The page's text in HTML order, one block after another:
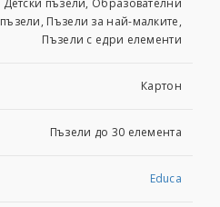
Детски пъзели, Образователни
пъзели, Пъзели за най-малките,
Пъзели с едри елементи
Картон
Пъзели до 30 елемента
Educa